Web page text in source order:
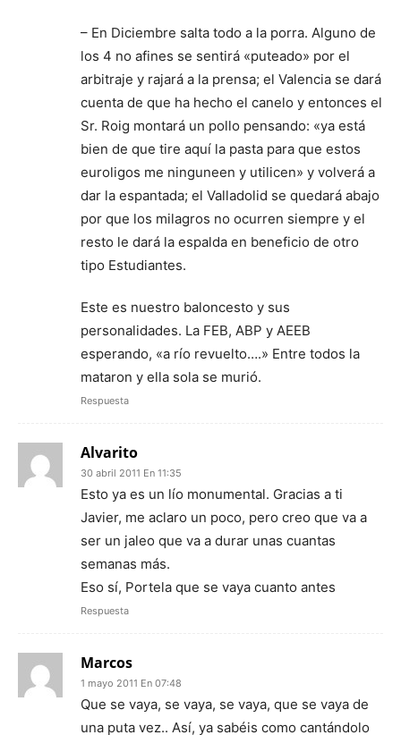
– En Diciembre salta todo a la porra. Alguno de
los 4 no afines se sentirá «puteado» por el
arbitraje y rajará a la prensa; el Valencia se dará
cuenta de que ha hecho el canelo y entonces el
Sr. Roig montará un pollo pensando: «ya está
bien de que tire aquí la pasta para que estos
euroligos me ninguneen y utilicen» y volverá a
dar la espantada; el Valladolid se quedará abajo
por que los milagros no ocurren siempre y el
resto le dará la espalda en beneficio de otro
tipo Estudiantes.
Este es nuestro baloncesto y sus
personalidades. La FEB, ABP y AEEB
esperando, «a río revuelto….» Entre todos la
mataron y ella sola se murió.
Respuesta
Alvarito
30 abril 2011 En 11:35
Esto ya es un lío monumental. Gracias a ti
Javier, me aclaro un poco, pero creo que va a
ser un jaleo que va a durar unas cuantas
semanas más.
Eso sí, Portela que se vaya cuanto antes
Respuesta
Marcos
1 mayo 2011 En 07:48
Que se vaya, se vaya, se vaya, que se vaya de
una puta vez.. Así, ya sabéis como cantándolo